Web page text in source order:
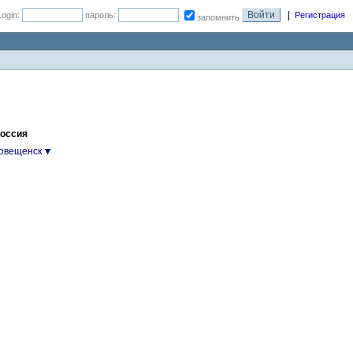
пароль: запомнить Регистрация